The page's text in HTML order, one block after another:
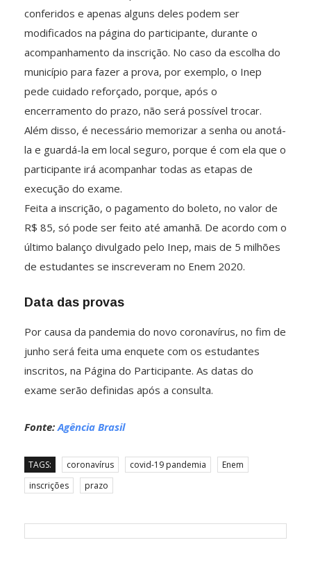
conferidos e apenas alguns deles podem ser
modificados na página do participante, durante o
acompanhamento da inscrição. No caso da escolha do
município para fazer a prova, por exemplo, o Inep
pede cuidado reforçado, porque, após o
encerramento do prazo, não será possível trocar.
Além disso, é necessário memorizar a senha ou anotá-
la e guardá-la em local seguro, porque é com ela que o
participante irá acompanhar todas as etapas de
execução do exame.
Feita a inscrição, o pagamento do boleto, no valor de
R$ 85, só pode ser feito até amanhã. De acordo com o
último balanço divulgado pelo Inep, mais de 5 milhões
de estudantes se inscreveram no Enem 2020.
Data das provas
Por causa da pandemia do novo coronavírus, no fim de
junho será feita uma enquete com os estudantes
inscritos, na Página do Participante. As datas do
exame serão definidas após a consulta.
Fonte:Agência Brasil
TAGS: coronavírus covid-19 pandemia
Enem
inscrições
prazo